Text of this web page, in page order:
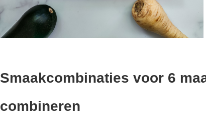
Smaakcombinaties voor 6
combineren